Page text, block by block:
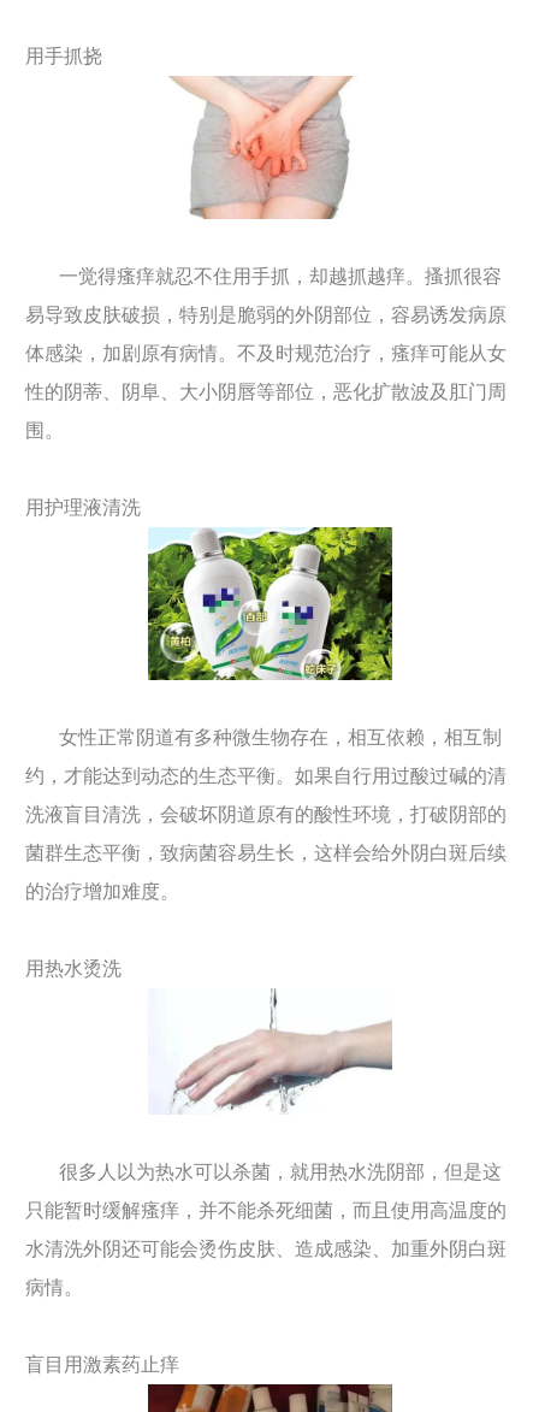
用手抓挠
一觉得瘙痒就忍不住用手抓，却越抓越痒。搔抓很容
易导致皮肤破损，特别是脆弱的外阴部位，容易诱发病原
体感染，加剧原有病情。不及时规范治疗，瘙痒可能从女
性的阴蒂、阴阜、大小阴唇等部位，恶化扩散波及肛门周
围。
用护理液清洗
女性正常阴道有多种微生物存在，相互依赖，相互制
约，才能达到动态的生态平衡。如果自行用过酸过碱的清
洗液盲目清洗，会破坏阴道原有的酸性环境，打破阴部的
菌群生态平衡，致病菌容易生长，这样会给外阴白斑后续
的治疗增加难度。
用热水烫洗
很多人以为热水可以杀菌，就用热水洗阴部，但是这
只能暂时缓解瘙痒，并不能杀死细菌，而且使用高温度的
水清洗外阴还可能会烫伤皮肤、造成感染、加重外阴白斑
病情。
盲目用激素药止痒